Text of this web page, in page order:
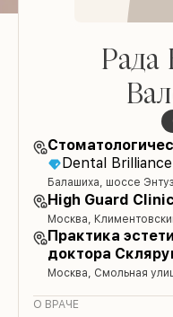
Рада
Dental Brilliance
Балашиха, шоссе
High Guard Clinic
Москва,
Практика
доктора
Москва, Смольная
О ВРАЧЕ